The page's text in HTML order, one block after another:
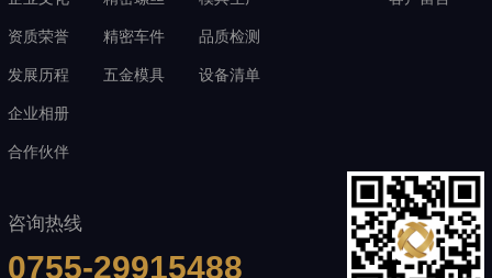
资质荣誉
发展历程
企业相册
合作伙伴
精密车件
五金模具
品质检测
设备清单
咨询热线
0755-29915488